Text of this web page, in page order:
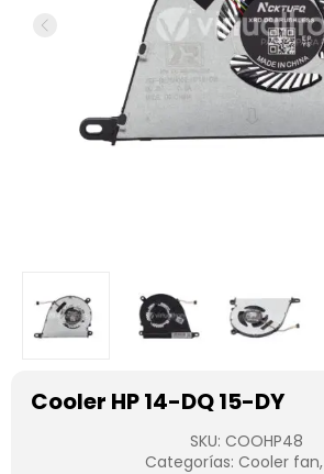
Cooler HP 14-DQ 15-DY
SKU: COOHP48
Categorías: Cooler fan,